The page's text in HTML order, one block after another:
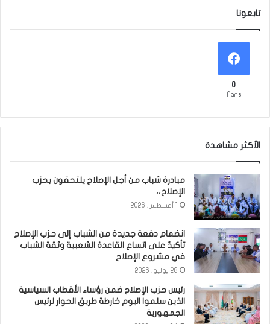
تابعونا
0
Fans
الأكثر مشاهدة
مبادرة شباب من أجل الإصلاح يلتحقون بحزب
الإصلاح،،
انضمام دفعة جديدة من الشباب إلى حزب الإصلاح
تأكيدٌ على اتساع القاعدة الشعبية وثقة الشباب
في مشروع الإصلاح
28 يوليو، 2026
رئيس حزب الإصلاح ضمن رؤساء الأقطاب السياسية
الذين سلموا اليوم خارطة طريق الحوار لرئيس
الجمهورية